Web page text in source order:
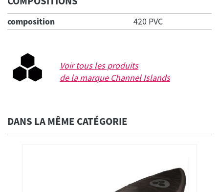
composition 420 PVC
Voir tous les produits
de la marque Channel Islands
DANS LA MÊME CATÉGORIE